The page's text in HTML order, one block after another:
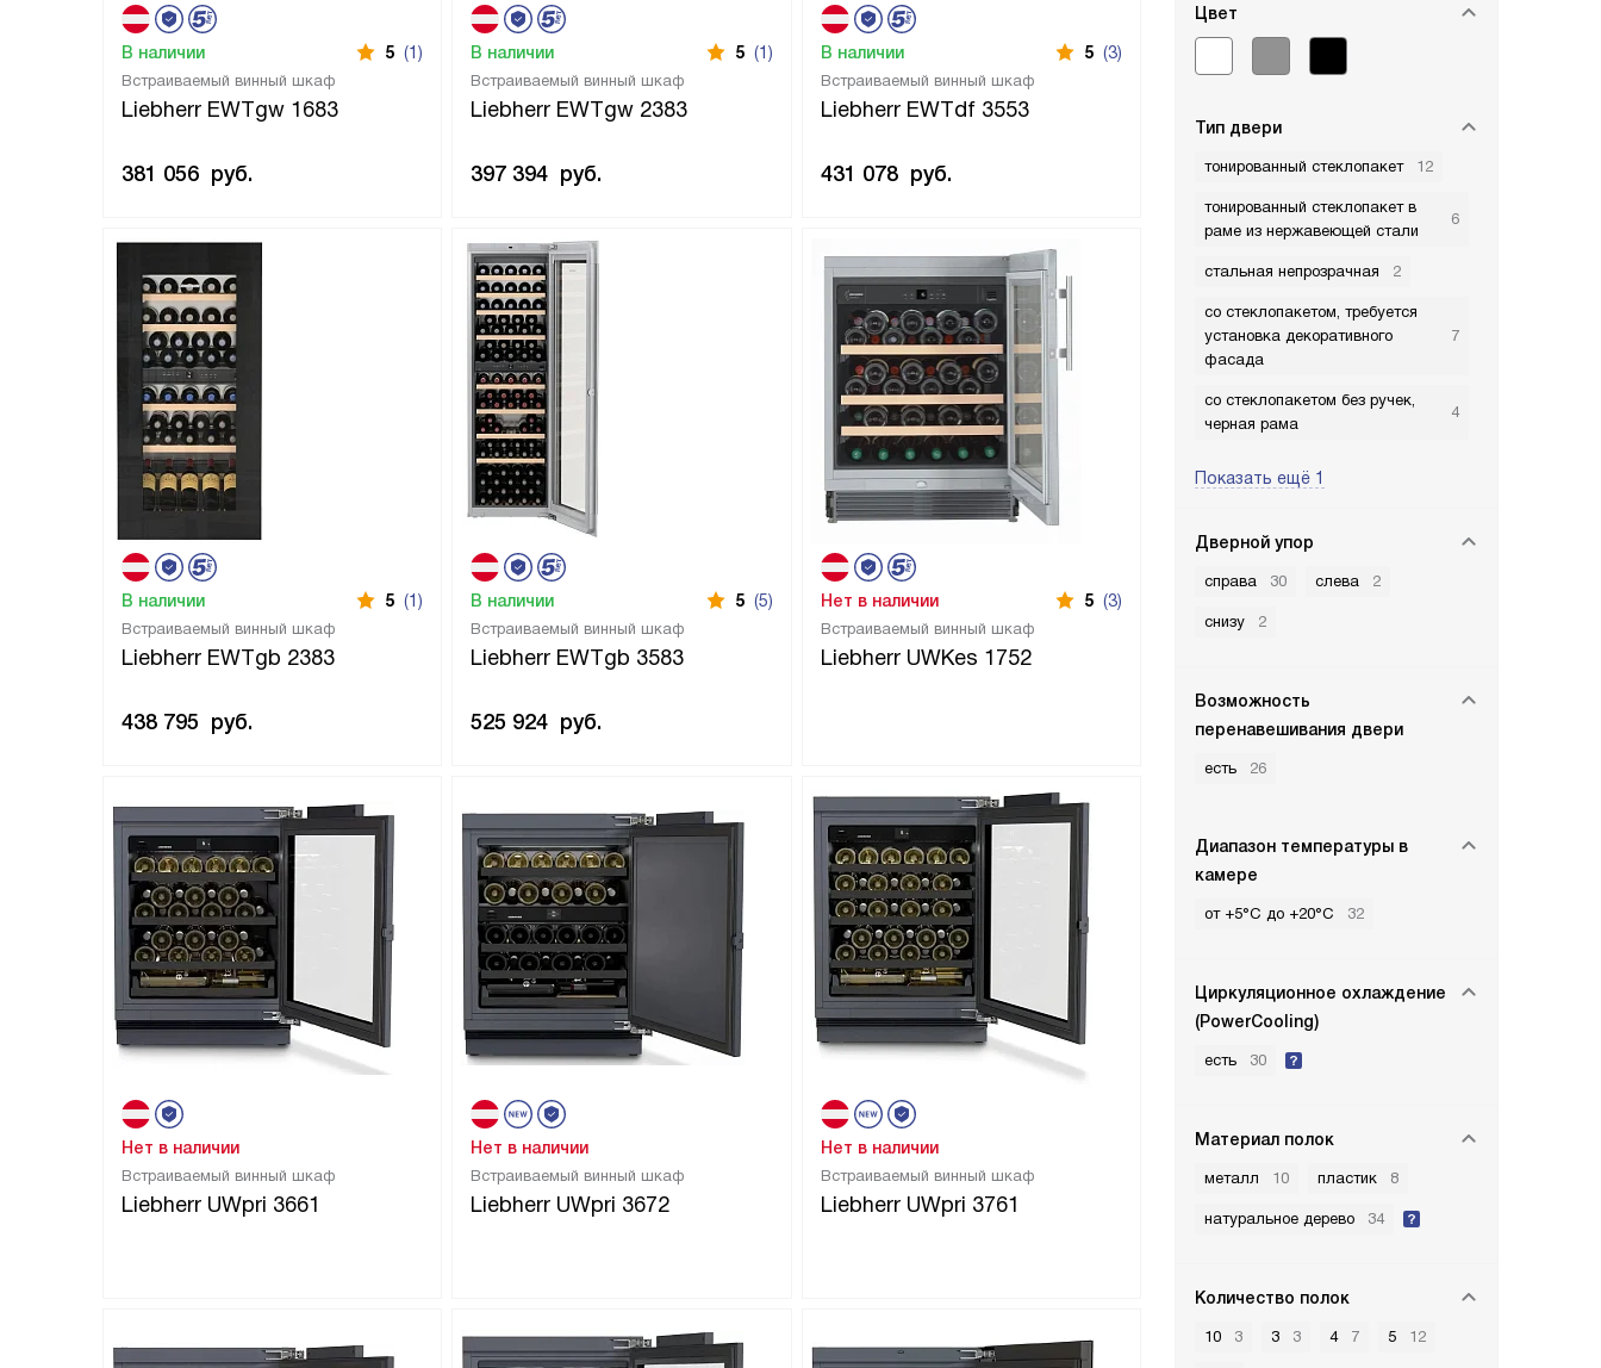
Цвет
Тип двери
тонированный стеклопакет 12
тонированный стеклопакет в
раме из нержавеющей стали
6
стальная непрозрачная 2
со стеклопакетом, требуется
установка декоративного
фасада
7
со стеклопакетом без ручек,
черная рама
4
Показать ещё 1
Дверной упор
справа 30 слева 2
снизу 2
Возможность
перенавешивания двери
есть 26
Диапазон температуры в
камере
от +5°C до +20°C 32
Циркуляционное охлаждение
(PowerCooling)
есть 30
Материал полок
металл 10 пластик 8
натуральное дерево 34
Количество полок
10 3 3 3 4 7 5 12
Встраиваемый винный шкаф
Liebherr EWTgw 1683
В наличии 5 (1)
381 056 руб.
Встраиваемый винный шкаф
Liebherr EWTgw 2383
В наличии 5 (1)
397 394 руб.
Встраиваемый винный шкаф
Liebherr EWTdf 3553
В наличии 5 (3)
431 078 руб.
Встраиваемый винный шкаф
Liebherr EWTgb 2383
В наличии 5 (1)
438 795 руб.
Встраиваемый винный шкаф
Liebherr EWTgb 3583
В наличии 5 (5)
525 924 руб.
Встраиваемый винный шкаф
Liebherr UWKes 1752
Нет в наличии 5 (3)
Встраиваемый винный шкаф
Liebherr UWpri 3661
Нет в наличии
Встраиваемый винный шкаф
Liebherr UWpri 3672
Нет в наличии
Встраиваемый винный шкаф
Liebherr UWpri 3761
Нет в наличии